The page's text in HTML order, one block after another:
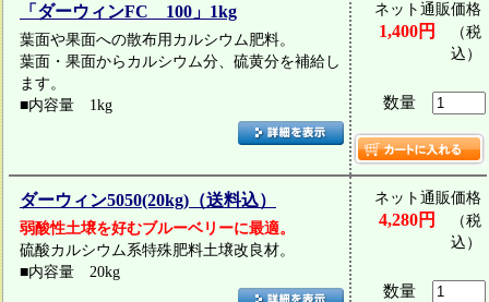
「ダーウィンFC 100」1kg
葉面や果面への散布用カルシウム肥料。
葉面・果面からカルシウム分、硫黄分を補給し
ます。
■内容量 1kg
ネット通販価格
1,400円
（税
込）
数量
ダーウィン5050(20kg)（送料込）
弱酸性土壌を好むブルーベリーに最適。
硫酸カルシウム系特殊肥料土壌改良材。
■内容量 20kg
ネット通販価格
4,280円
（税
込）
数量